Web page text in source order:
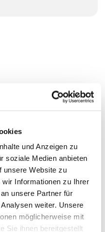
und Anzeigen zu
soziale Medien anbieten
unsere Website zu
Informationen zu Ihrer
unsere Partner für
weiter. Unsere
möglicherweise mit
Sie ihnen bereitgestellt